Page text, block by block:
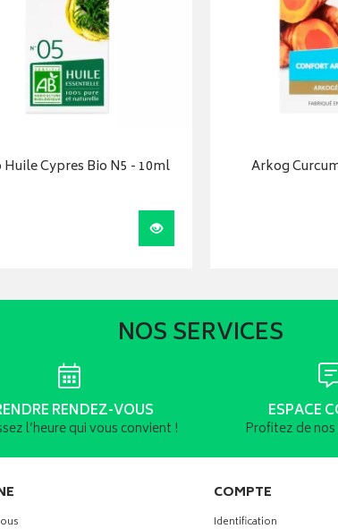
Cypres Bio N5 - 10ml
Visualiser
Arkog
NOS SERVICES
RENDEZ-VOUS
l’heure qui vous convient !
ESPACE
Profitez de
COMPTE
Identification